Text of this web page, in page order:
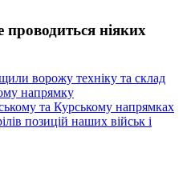
ніяких
ворожу техніку та склад
напрямку
та Курському напрямках
позицій наших військ і